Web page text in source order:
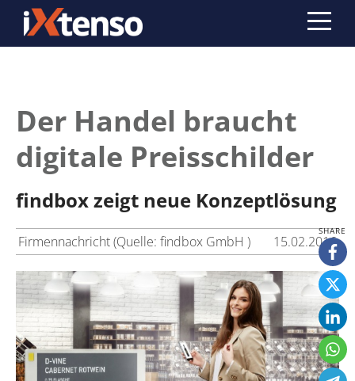
Der Handel braucht
digitale Preisschilder
findbox zeigt neue Konzeptlösung
Firmennachricht (Quelle: findbox GmbH ) 15.02.2016